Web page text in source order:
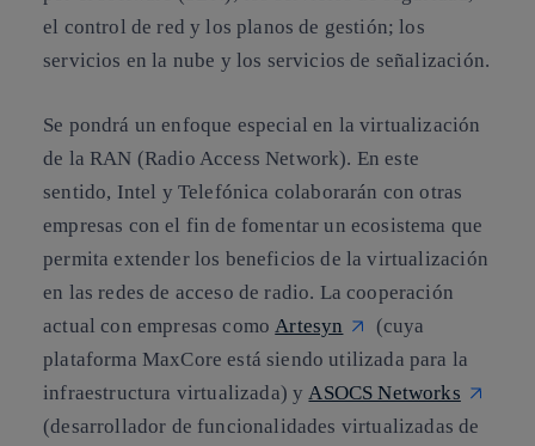
el control de red y los planos de gestión; los
servicios en la nube y los servicios de señalización.
Se pondrá un enfoque especial en la virtualización
de la RAN (Radio Access Network). En este
sentido, Intel y Telefónica colaborarán con otras
empresas con el fin de fomentar un ecosistema que
permita extender los beneficios de la virtualización
en las redes de acceso de radio. La cooperación
actual con empresas como Artesyn
(cuya
plataforma MaxCore está siendo utilizada para la
infraestructura virtualizada) y ASOCS Networks
(desarrollador de funcionalidades virtualizadas de